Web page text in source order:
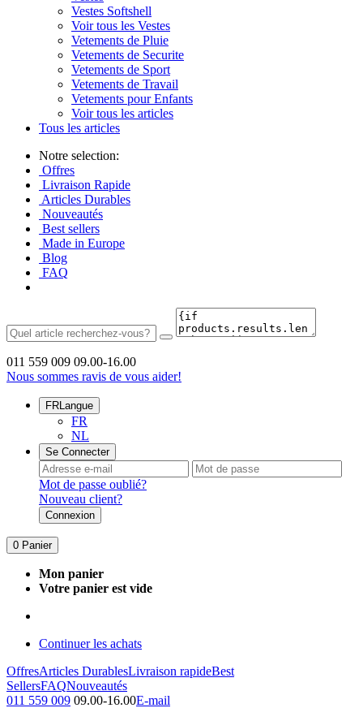
Vestes Softshell
Voir tous les Vestes
Vetements de Pluie
Vetements de Securite
Vetements de Sport
Vetements de Travail
Vetements pour Enfants
Voir tous les articles
Tous les articles
Notre selection:
Offres
Livraison Rapide
Articles Durables
Nouveautés
Best sellers
Made in Europe
Blog
FAQ
011 559 009 09.00-16.00
Nous sommes ravis de vous aider!
FRLangue
FR
NL
Se Connecter
Mot de passe oublié?
Nouveau client?
Connexion
0 Panier
Mon panier
Votre panier est vide
Continuer les achats
OffresArticles DurablesLivraison rapideBest
SellersFAQNouveautés
011 559 009 09.00-16.00E-mail